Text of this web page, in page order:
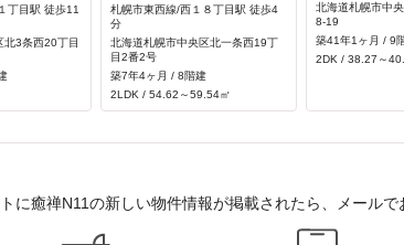
丁目駅 徒歩11
北3条西20丁目
札幌市東西線/西１８丁目駅 徒歩4
分
北海道札幌市中央区北一条西19丁
目2番2号
築7年4ヶ月 / 8階建
2LDK / 54.62～59.54㎡
北海道札幌市中
8‐19
築41年1ヶ月 / 9
2DK / 38.27～
に癒禅N11の新しい物件情報が掲載されたら、メールで